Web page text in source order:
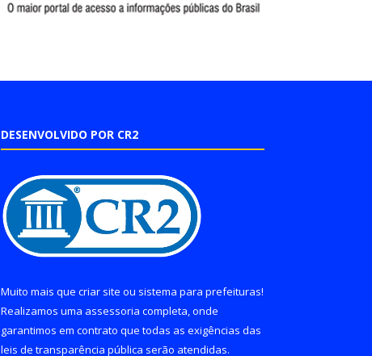
DESENVOLVIDO POR CR2
Muito mais que criar site ou sistema para prefeituras!
Realizamos uma assessoria completa, onde
garantimos em contrato que todas as exigências das
leis de transparência pública serão atendidas.